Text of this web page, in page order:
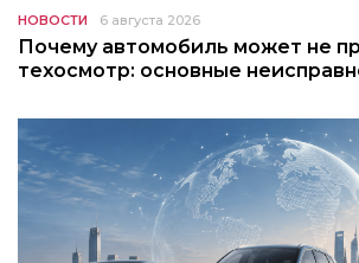
НОВОСТИ 6 августа 2026
Почему автомобиль может не
техосмотр: основные